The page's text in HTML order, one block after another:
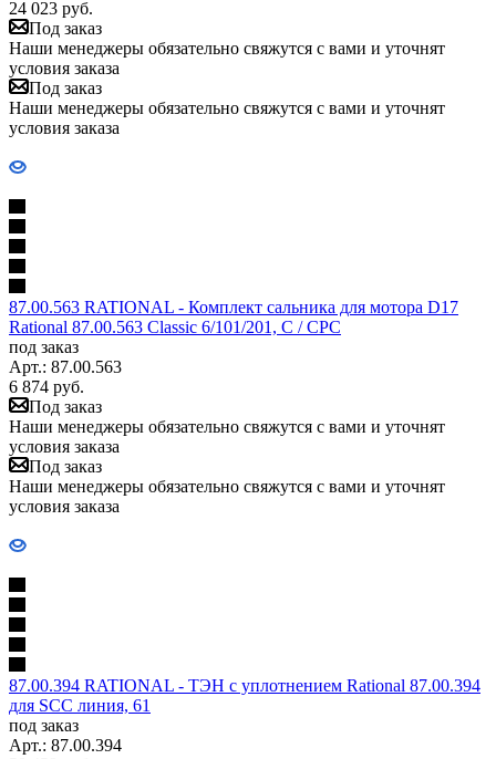
24 023 руб.
Под заказ
Наши менеджеры обязательно свяжутся с вами и уточнят
условия заказа
Под заказ
Наши менеджеры обязательно свяжутся с вами и уточнят
условия заказа
87.00.563 RATIONAL - Комплект сальника для мотора D17
Rational 87.00.563 Classic 6/101/201, C / CPC
под заказ
Арт.: 87.00.563
6 874 руб.
Под заказ
Наши менеджеры обязательно свяжутся с вами и уточнят
условия заказа
Под заказ
Наши менеджеры обязательно свяжутся с вами и уточнят
условия заказа
87.00.394 RATIONAL - ТЭН с уплотнением Rational 87.00.394
для SCC линия, 61
под заказ
Арт.: 87.00.394